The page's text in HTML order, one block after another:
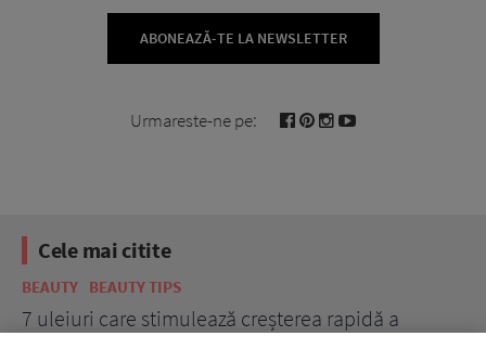
ABONEAZĂ-TE LA NEWSLETTER
Urmareste-ne pe:
Cele mai citite
BEAUTY BEAUTY TIPS
7 uleiuri care stimulează creșterea rapidă a